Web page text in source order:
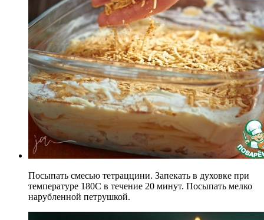
Посыпать смесью тетраццини. Запекать в духовке при
температуре 180С в течение 20 минут. Посыпать мелко
нарубленной петрушкой.